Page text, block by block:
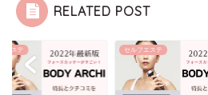
RELATED POST
エステ セルフエステ